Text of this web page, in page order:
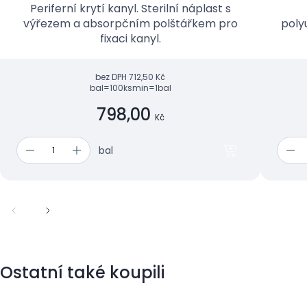
Periferní krytí kanyl. Sterilní náplast s
výřezem a absorpčním polštářkem pro
fixaci kanyl.
bez DPH 712,50 Kč
bal=100ksmin=1bal
798,00 Kč
bal
Ostatní také koupili